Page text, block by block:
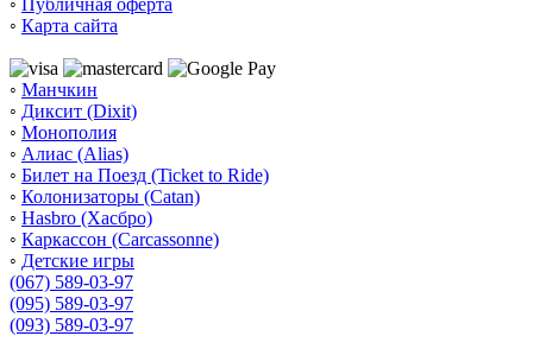
◦ Карта сайта
◦ Манчкин
◦ Диксит (Dixit)
◦ Монополия
◦ Алиас (Alias)
◦ Билет на Поезд (Ticket to Ride)
◦ Колонизаторы (Catan)
◦ Hasbro (Хасбро)
◦ Каркассон (Carcassonne)
◦ Детские игры
(067) 589-03-97
(095) 589-03-97
(093) 589-03-97